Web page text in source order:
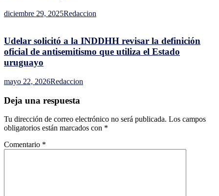
diciembre 29, 2025Redaccion
Udelar solicitó a la INDDHH revisar la definición
oficial de antisemitismo que utiliza el Estado
uruguayo
mayo 22, 2026Redaccion
Deja una respuesta
Tu dirección de correo electrónico no será publicada. Los campos
obligatorios están marcados con *
Comentario *